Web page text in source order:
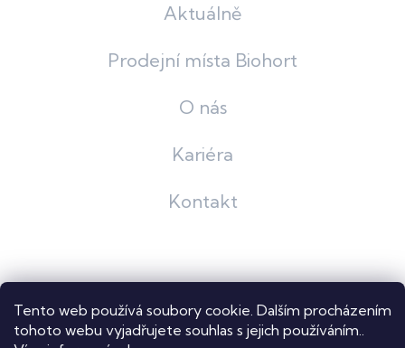
Tento web používá soubory cookie. Dalším procházením
tohoto webu vyjadřujete souhlas s jejich používáním..
Aktuálně
Prodejní místa Biohort
O nás
Kariéra
Kontakt
Shoptet